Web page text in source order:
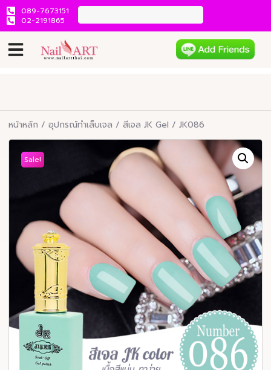
089-7673151
02-2191865
หน้าหลัก / อุปกรณ์ทำเล็บเจล / สีเจล JK Gel / JK086
Sale!